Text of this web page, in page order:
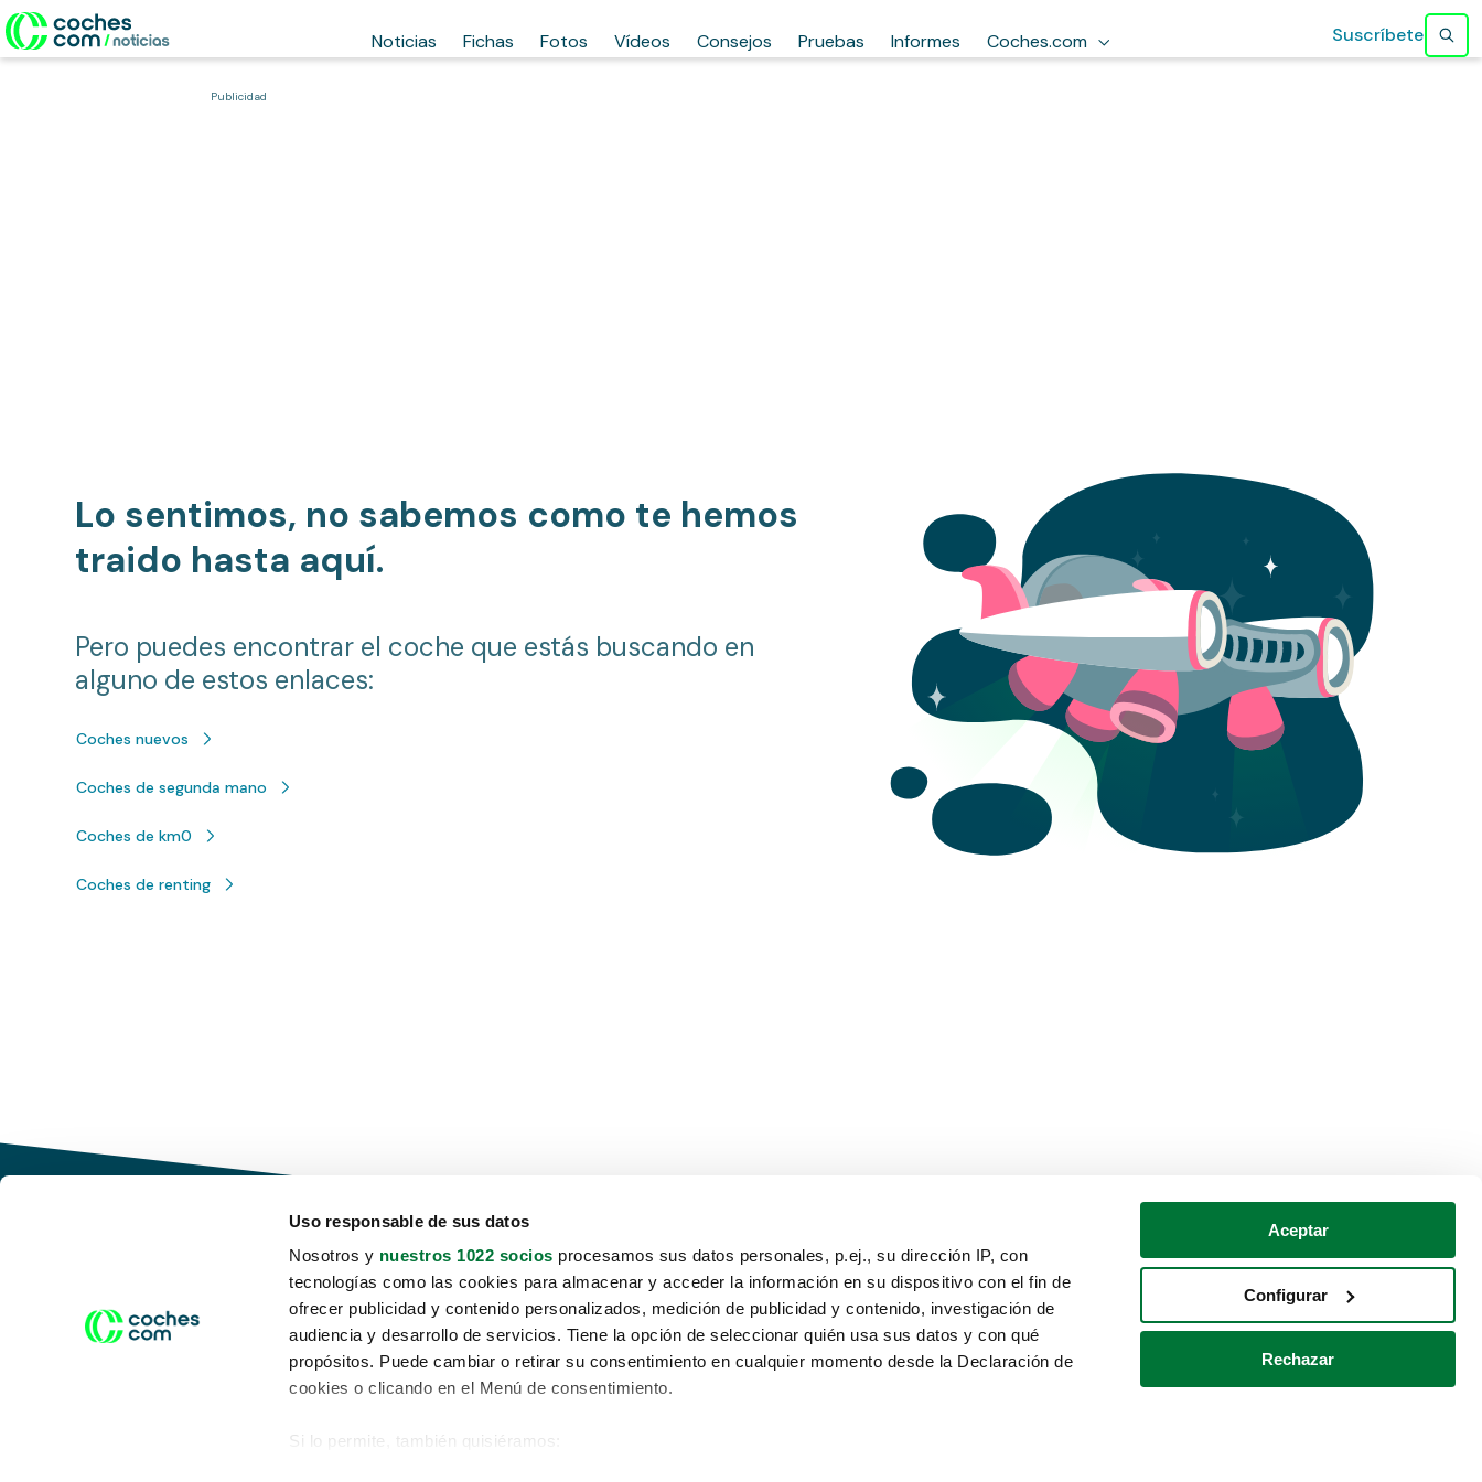
Uso responsable de sus datos
Nosotros y nuestros 1022 socios procesamos sus datos personales, p.ej., su dirección IP, con
tecnologías como las cookies para almacenar y acceder la información en su dispositivo con el fin de
ofrecer publicidad y contenido personalizados, medición de publicidad y contenido, investigación de
audiencia y desarrollo de servicios. Tiene la opción de seleccionar quién usa sus datos y con qué
propósitos. Puede cambiar o retirar su consentimiento en cualquier momento desde la Declaración de
cookies o clicando en el Menú de consentimiento.
Si lo permite, también quisiéramos:
Aceptar
Configurar
Rechazar
Noticias Fichas Fotos Vídeos Consejos Pruebas Informes Coches.com Suscríbete
Publicidad
Lo sentimos, no sabemos como te hemos
traido hasta aquí.
Pero puedes encontrar el coche que estás buscando en
alguno de estos enlaces:
Coches nuevos
Coches de segunda mano
Coches de km0
Coches de renting
Conduce tu futuro,
desata tu movilidad